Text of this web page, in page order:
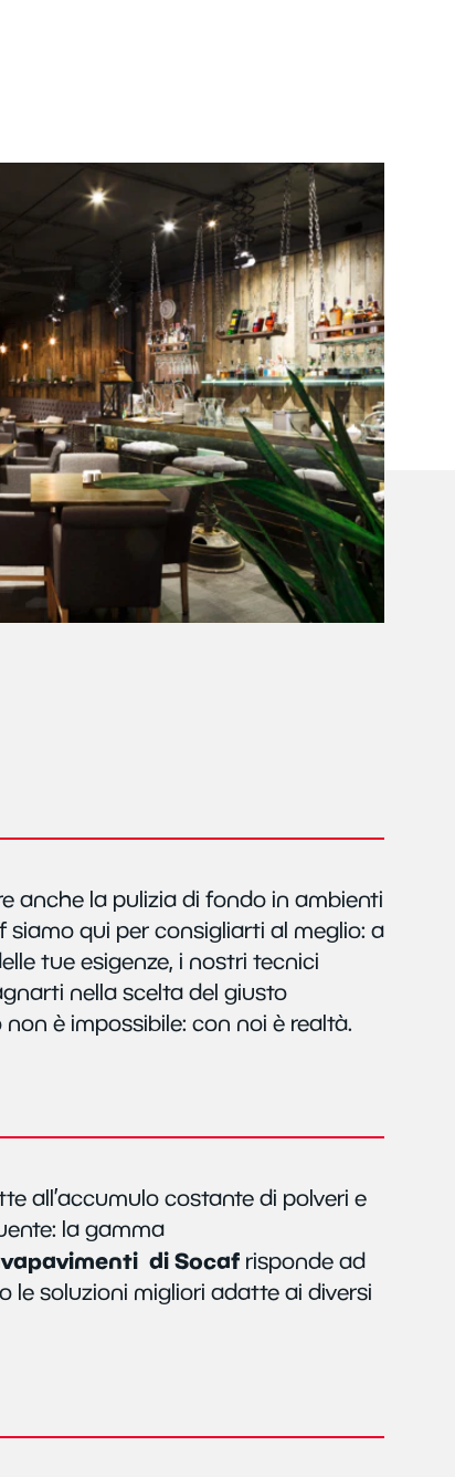
anche la pulizia di fondo in ambienti
qui per consigliarti al meglio: a
tue esigenze, i nostri tecnici
nella scelta del giusto
è impossibile: con noi è realtà.
all’accumulo costante di polveri e
la gamma
di Socaf risponde ad
le soluzioni migliori adatte ai diversi